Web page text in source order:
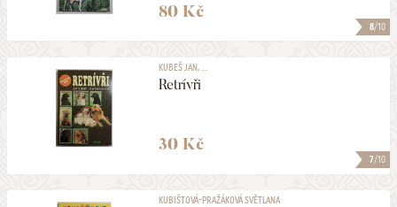
8/10
80 Kč
7/10
KUBEŠ JAN, ...
Retrívři
30 Kč
KUBIŠTOVÁ-PRAŽÁKOVÁ SVĚTLANA